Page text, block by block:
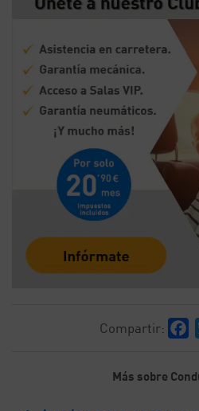
Compartir:
Más sobre